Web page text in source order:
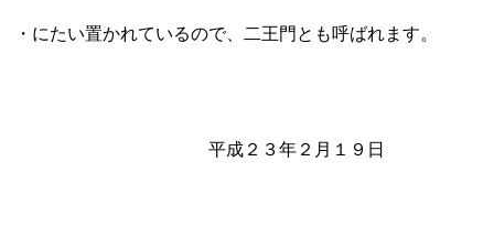
・にたい置かれているので、二王門とも呼ばれます。
平成２３年２月１９日